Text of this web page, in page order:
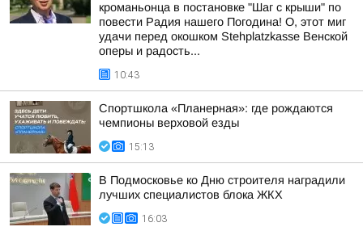
кроманьонца в постановке "Шаг с крыши" по
повести Радия нашего Погодина! О, этот миг
удачи перед окошком Stehplatzkasse Венской
оперы и радость...
10:43
Спортшкола «Планерная»: где рождаются
чемпионы верховой езды
15:13
В Подмосковье ко Дню строителя наградили
лучших специалистов блока ЖКХ
16:03